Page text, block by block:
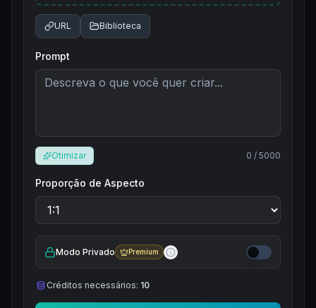
URL Biblioteca
Prompt
Otimizar 0 / 5000
Proporção de Aspecto
Modo Privado Premium
Créditos necessários: 10